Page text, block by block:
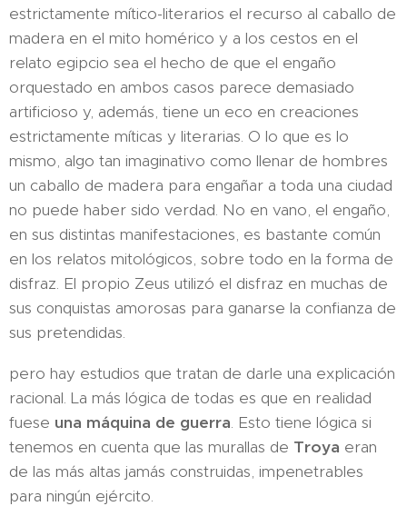
estrictamente mítico-literarios el recurso al caballo de
madera en el mito homérico y a los cestos en el
relato egipcio sea el hecho de que el engaño
orquestado en ambos casos parece demasiado
artificioso y, además, tiene un eco en creaciones
estrictamente míticas y literarias. O lo que es lo
mismo, algo tan imaginativo como llenar de hombres
un caballo de madera para engañar a toda una ciudad
no puede haber sido verdad. No en vano, el engaño,
en sus distintas manifestaciones, es bastante común
en los relatos mitológicos, sobre todo en la forma de
disfraz. El propio Zeus utilizó el disfraz en muchas de
sus conquistas amorosas para ganarse la confianza de
sus pretendidas.
pero hay estudios que tratan de darle una explicación
racional. La más lógica de todas es que en realidad
fuese una máquina de guerra. Esto tiene lógica si
tenemos en cuenta que las murallas de Troya eran
de las más altas jamás construidas, impenetrables
para ningún ejército.